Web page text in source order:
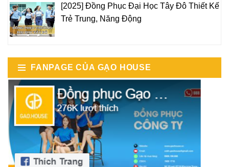
[2025] Đồng Phục Đại Học Tây Đô Thiết Kế
Trẻ Trung, Năng Động
FANPAGE CỦA GẠO HOUSE